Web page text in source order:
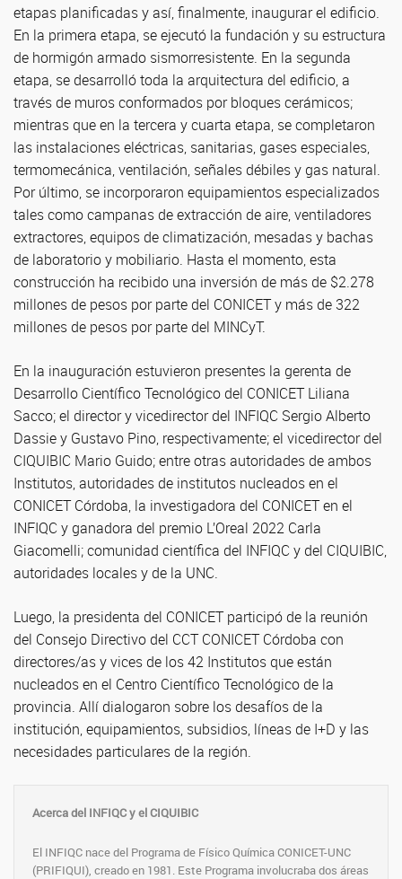
etapas planificadas y así, finalmente, inaugurar el edificio.
En la primera etapa, se ejecutó la fundación y su estructura
de hormigón armado sismorresistente. En la segunda
etapa, se desarrolló toda la arquitectura del edificio, a
través de muros conformados por bloques cerámicos;
mientras que en la tercera y cuarta etapa, se completaron
las instalaciones eléctricas, sanitarias, gases especiales,
termomecánica, ventilación, señales débiles y gas natural.
Por último, se incorporaron equipamientos especializados
tales como campanas de extracción de aire, ventiladores
extractores, equipos de climatización, mesadas y bachas
de laboratorio y mobiliario. Hasta el momento, esta
construcción ha recibido una inversión de más de $2.278
millones de pesos por parte del CONICET y más de 322
millones de pesos por parte del MINCyT.
En la inauguración estuvieron presentes la gerenta de
Desarrollo Científico Tecnológico del CONICET Liliana
Sacco; el director y vicedirector del INFIQC Sergio Alberto
Dassie y Gustavo Pino, respectivamente; el vicedirector del
CIQUIBIC Mario Guido; entre otras autoridades de ambos
Institutos, autoridades de institutos nucleados en el
CONICET Córdoba, la investigadora del CONICET en el
INFIQC y ganadora del premio L’Oreal 2022 Carla
Giacomelli; comunidad científica del INFIQC y del CIQUIBIC,
autoridades locales y de la UNC.
Luego, la presidenta del CONICET participó de la reunión
del Consejo Directivo del CCT CONICET Córdoba con
directores/as y vices de los 42 Institutos que están
nucleados en el Centro Científico Tecnológico de la
provincia. Allí dialogaron sobre los desafíos de la
institución, equipamientos, subsidios, líneas de I+D y las
necesidades particulares de la región.
Acerca del INFIQC y el CIQUIBIC
El INFIQC nace del Programa de Físico Química CONICET-UNC
(PRIFIQUI), creado en 1981. Este Programa involucraba dos áreas